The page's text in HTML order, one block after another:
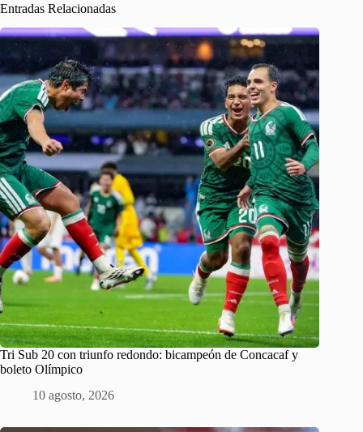
Entradas Relacionadas
Tri Sub 20 con triunfo redondo: bicampeón de Concacaf y
boleto Olímpico
10 agosto, 2026